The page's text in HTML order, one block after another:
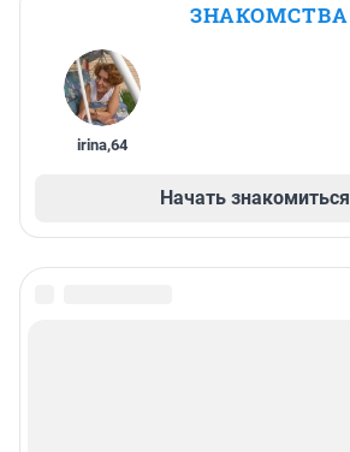
ЗНАКОМСТВА
irina,64
Начать знакомиться